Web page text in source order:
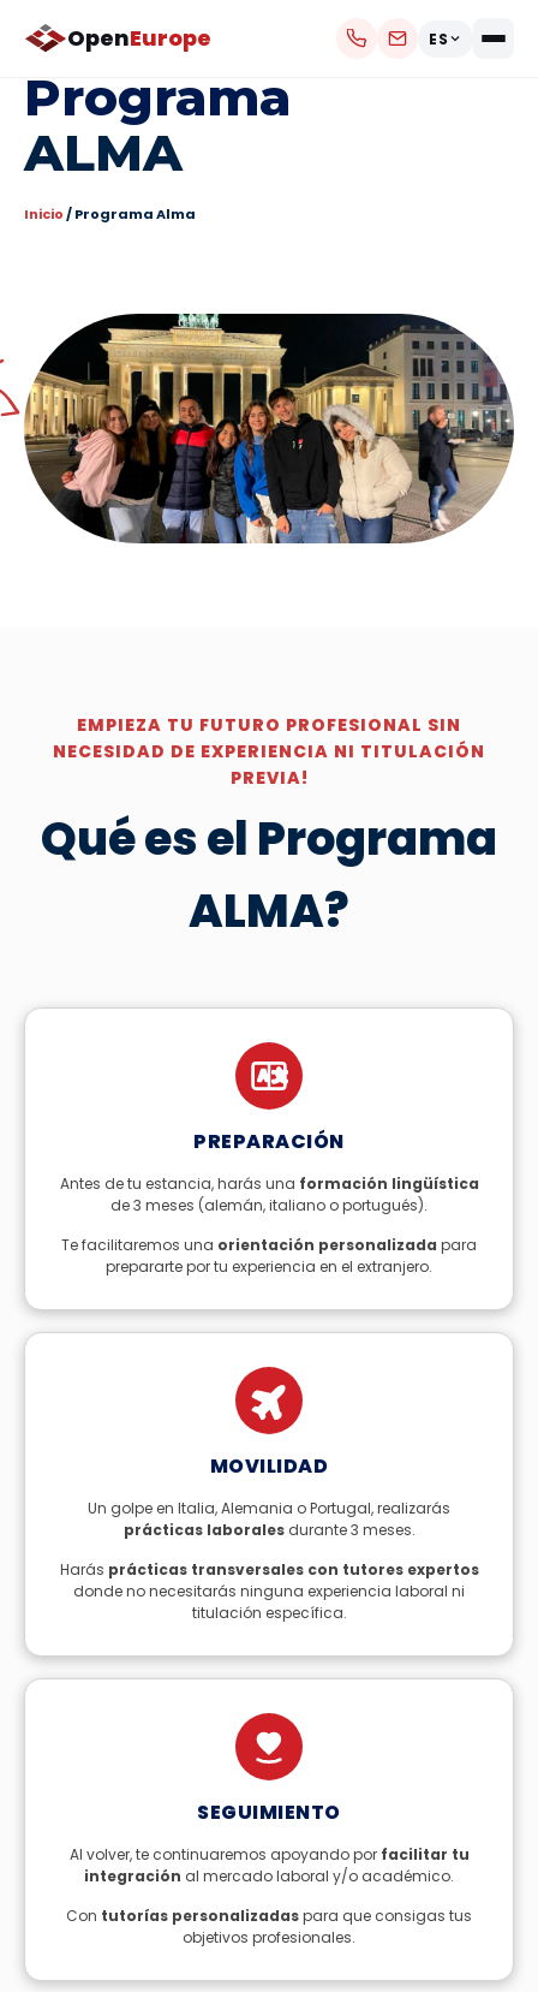
OpenEurope ES
Programa
ALMA
Inicio/ Programa Alma
EMPIEZA TU FUTURO PROFESIONAL SIN
NECESIDAD DE EXPERIENCIA NI TITULACIÓN
PREVIA!
Qué es el Programa
ALMA?
A 文
PREPARACIÓN
Antes de tu estancia, harás una formación lingüística
de 3 meses (alemán, italiano o portugués).
Te facilitaremos una orientación personalizada para
prepararte por tu experiencia en el extranjero.
MOVILIDAD
Un golpe en Italia, Alemania o Portugal, realizarás
prácticas laboralesdurante 3 meses.
Harás prácticas transversales con tutores expertos
donde no necesitarás ninguna experiencia laboral ni
titulación específica.
SEGUIMIENTO
Al volver, te continuaremos apoyando por facilitar tu
integración al mercado laboral y/o académico.
Con tutorías personalizadaspara que consigas tus
objetivos profesionales.